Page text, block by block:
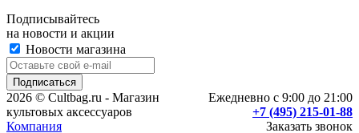
Подписывайтесь
на новости и акции
Новости магазина
Ежедневно с 9:00 до 21:00
+7 (495) 215-01-88
Заказать звонок
2026 © Cultbag.ru - Магазин
культовых аксессуаров
Компания